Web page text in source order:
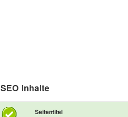
SEO Inhalte
Seitentitel